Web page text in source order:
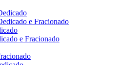
e Fracionado
e Fracionado